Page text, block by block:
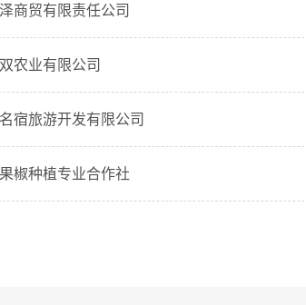
商贸有限责任公司
农业有限公司
宿旅游开发有限公司
椒种植专业合作社